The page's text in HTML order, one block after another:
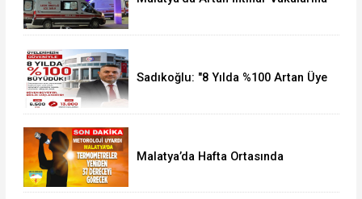
Sadıkoğlu: "8 Yılda %100 Artan Üye
Malatya’da Hafta Ortasında